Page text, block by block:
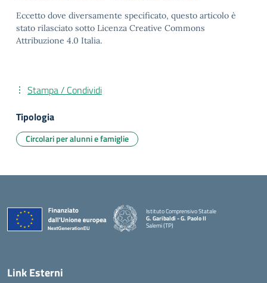
Eccetto dove diversamente specificato, questo articolo è
stato rilasciato sotto Licenza Creative Commons
Attribuzione 4.0 Italia.
Stampa / Condividi
Tipologia
Circolari per alunni e famiglie
Istituto Comprensivo Statale
G. Garibaldi - G. Paolo II
Salemi (TP)
Link Esterni